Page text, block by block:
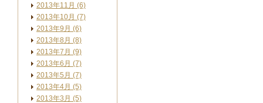
2013年11月 (6)
2013年10月 (7)
2013年9月 (6)
2013年8月 (8)
2013年7月 (9)
2013年6月 (7)
2013年5月 (7)
2013年4月 (5)
2013年3月 (5)